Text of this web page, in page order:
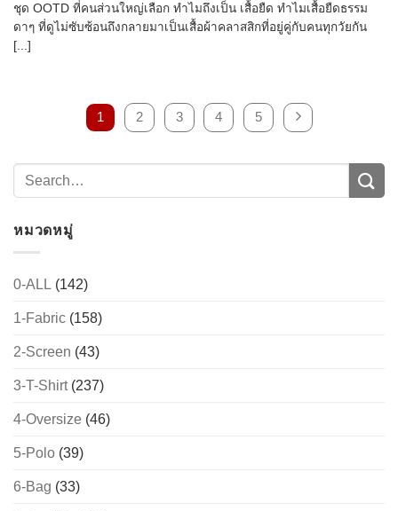
ชุด OOTD ที่คนส่วนใหญ่เลือก ทำไมถึงเป็น เสื้อยืด ทำไมเสื้อยืดธรรม
ดาๆ ที่ดูไม่ซับซ้อนถึงกลายมาเป็นเสื้อผ้าคลาสสิกที่อยู่คู่กับคนทุกวัยกัน
[...]
1 2 3 4 5
หมวดหมู่
0-ALL (142)
1-Fabric (158)
2-Screen (43)
3-T-Shirt(237)
4-Oversize (46)
5-Polo (39)
6-Bag (33)